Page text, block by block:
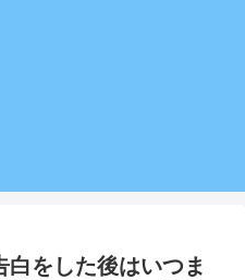
をした後はいつま